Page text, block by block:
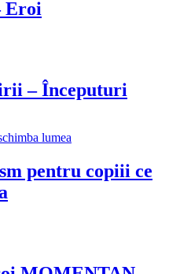
Eroi
– Începuturi
pentru copiii ce